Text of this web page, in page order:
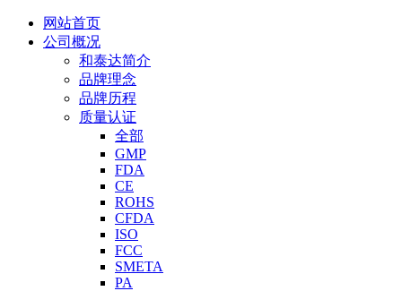
网站首页
公司概况
和泰达简介
品牌理念
品牌历程
质量认证
全部
GMP
FDA
CE
ROHS
CFDA
ISO
FCC
SMETA
PA